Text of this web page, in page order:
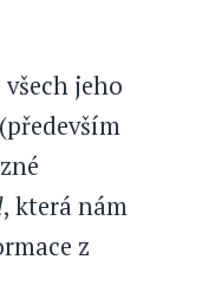
jeho
, která nám
z